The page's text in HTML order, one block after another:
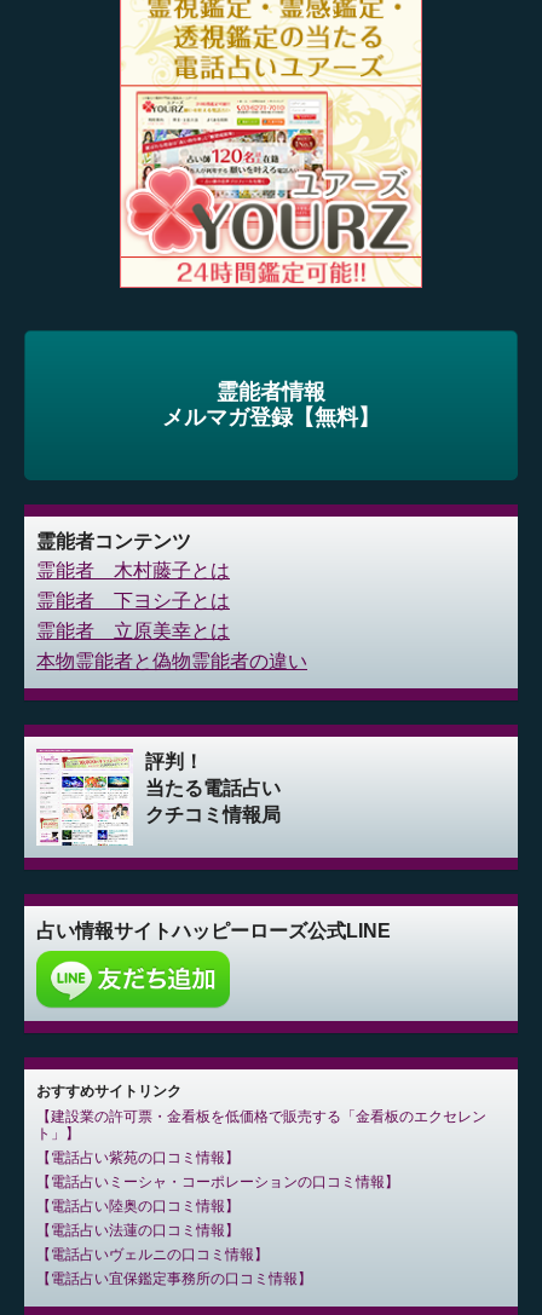
霊能者情報
メルマガ登録【無料】
霊能者コンテンツ
霊能者 木村藤子とは
霊能者 下ヨシ子とは
霊能者 立原美幸とは
本物霊能者と偽物霊能者の違い
評判！
当たる電話占い
クチコミ情報局
占い情報サイトハッピーローズ公式LINE
おすすめサイトリンク
建設業の許可票・金看板を低価格で販売する「金看板のエクセレン
ト」
電話占い紫苑の口コミ情報
電話占いミーシャ・コーポレーションの口コミ情報
電話占い陸奥の口コミ情報
電話占い法蓮の口コミ情報
電話占いヴェルニの口コミ情報
電話占い宜保鑑定事務所の口コミ情報